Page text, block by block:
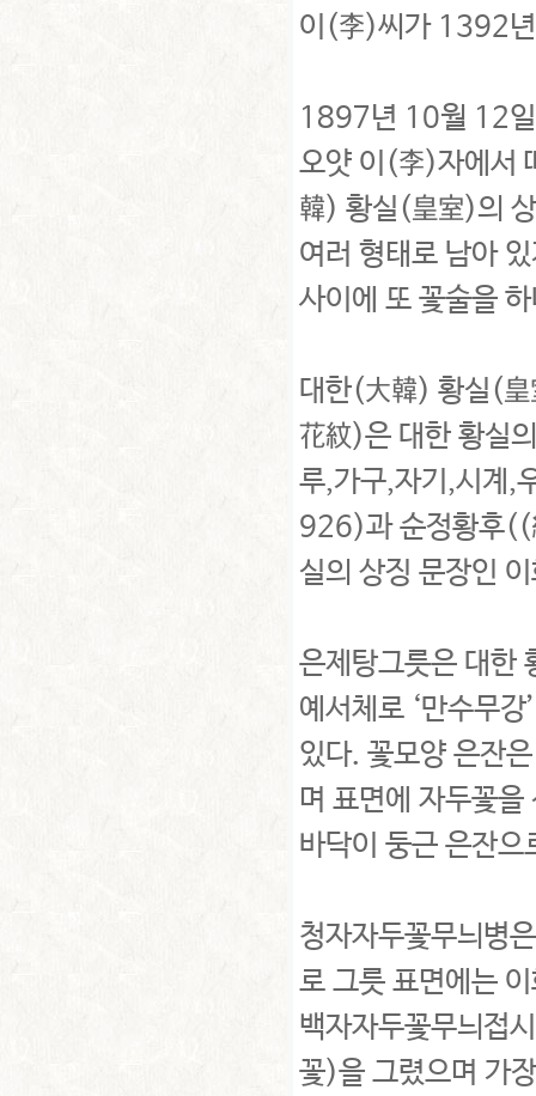
이(李)씨가 1392
1897년 10월 12
오얏 이(李)자에서
韓) 황실(皇室)의
여러 형태로 남아
사이에 또 꽃술을
대한(大韓) 황실(皇
花紋)은 대한 황실
루,가구,자기,시계,
926)과 순정황후
실의 상징 문장인
은제탕그릇은 대한
예서체로 ‘만수무
있다. 꽃모양 은잔
며 표면에 자두꽃
바닥이 둥근 은잔
청자자두꽃무늬병
로 그릇 표면에는
백자자두꽃무늬접
꽃)을 그렸으며 가